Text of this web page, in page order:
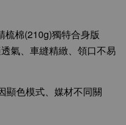
梳棉(210g)獨特合身版
氣、車縫精緻、領口不易
顯色模式、媒材不同關